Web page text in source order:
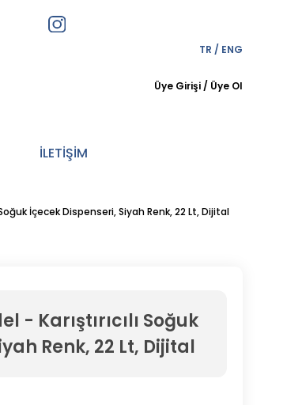
TR / ENG
Üye Girişi / Üye Ol
İLETİŞİM
İçecek Dispenseri, Siyah Renk, 22 Lt, Dijital
- Karıştırıcılı Soğuk
Renk, 22 Lt, Dijital